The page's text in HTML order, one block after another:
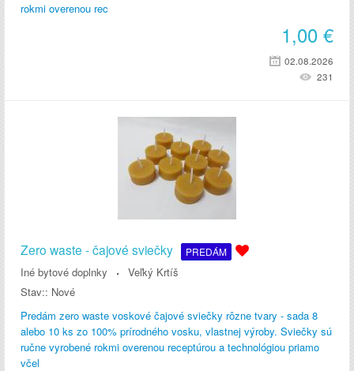
rokmi overenou rec
1,00 €
02.08.2026
231
Zero waste - čajové sviečky PREDÁM
Iné bytové doplnky
Veľký Krtíš
Stav:: Nové
Predám zero waste voskové čajové sviečky rôzne tvary - sada 8
alebo 10 ks zo 100% prírodného vosku, vlastnej výroby. Sviečky sú
ručne vyrobené rokmi overenou receptúrou a technológiou priamo
včel